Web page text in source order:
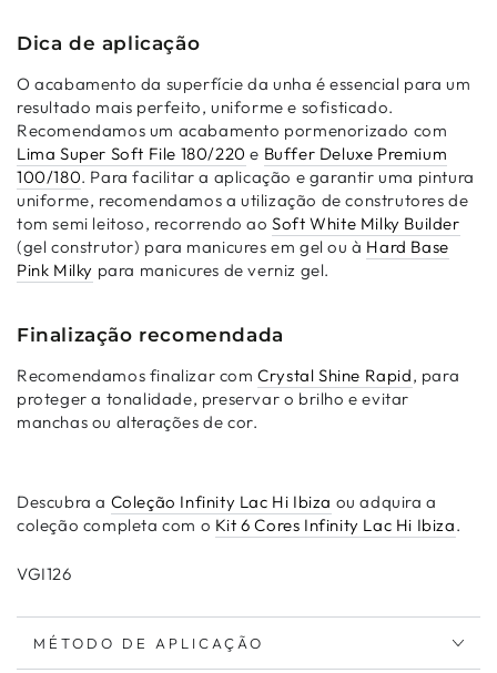
Dica de aplicação
O acabamento da superfície da unha é essencial para um
resultado mais perfeito, uniforme e sofisticado.
Recomendamos um acabamento pormenorizado com
Lima Super Soft File 180/220 e Buffer Deluxe Premium
100/180. Para facilitar a aplicação e garantir uma pintura
uniforme, recomendamos a utilização de construtores de
tom semi leitoso, recorrendo aoSoft White Milky Builder
(gel construtor) para manicures em gel ou à Hard Base
Pink Milky para manicures de verniz gel.
Finalização recomendada
Recomendamos finalizar comCrystal Shine Rapid, para
proteger a tonalidade, preservar o brilho e evitar
manchas ou alterações de cor.
Descubra a Coleção Infinity Lac Hi Ibiza ou adquira a
coleção completa com o Kit 6 Cores Infinity Lac Hi Ibiza.
VGI126
MÉTODO DE APLICAÇÃO